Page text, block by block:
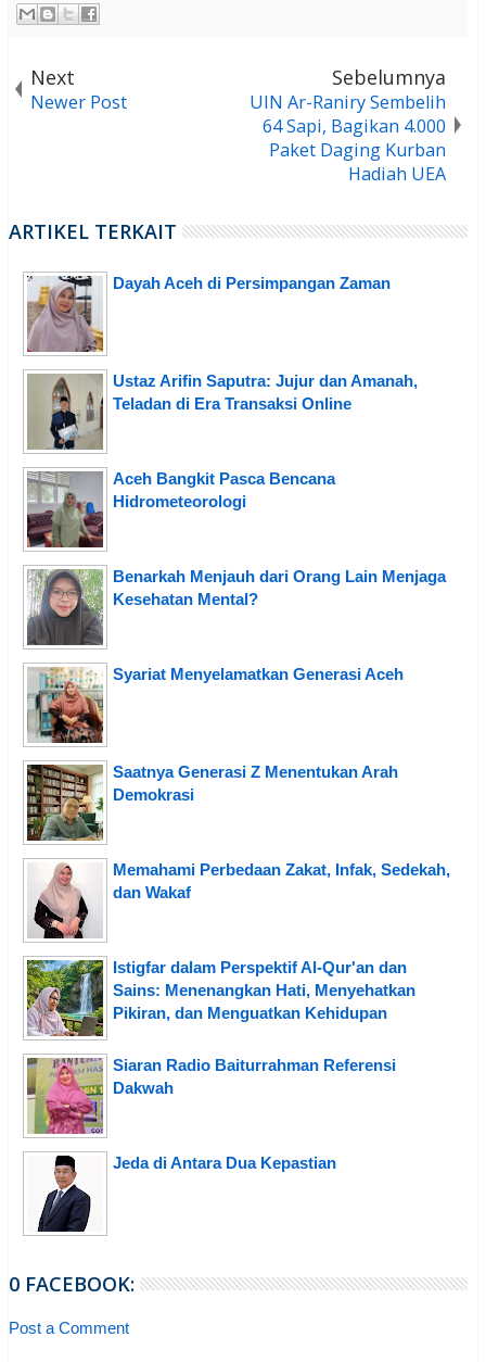
Next
Newer Post
Sebelumnya
UIN Ar-Raniry Sembelih
64 Sapi, Bagikan 4.000
Paket Daging Kurban
Hadiah UEA
ARTIKEL TERKAIT
Dayah Aceh di Persimpangan Zaman
Ustaz Arifin Saputra: Jujur dan Amanah,
Teladan di Era Transaksi Online
Aceh Bangkit Pasca Bencana
Hidrometeorologi
Benarkah Menjauh dari Orang Lain Menjaga
Kesehatan Mental?
Syariat Menyelamatkan Generasi Aceh
Saatnya Generasi Z Menentukan Arah
Demokrasi
Memahami Perbedaan Zakat, Infak, Sedekah,
dan Wakaf
Istigfar dalam Perspektif Al-Qur'an dan
Sains: Menenangkan Hati, Menyehatkan
Pikiran, dan Menguatkan Kehidupan
Siaran Radio Baiturrahman Referensi
Dakwah
Jeda di Antara Dua Kepastian
0 FACEBOOK:
Post a Comment